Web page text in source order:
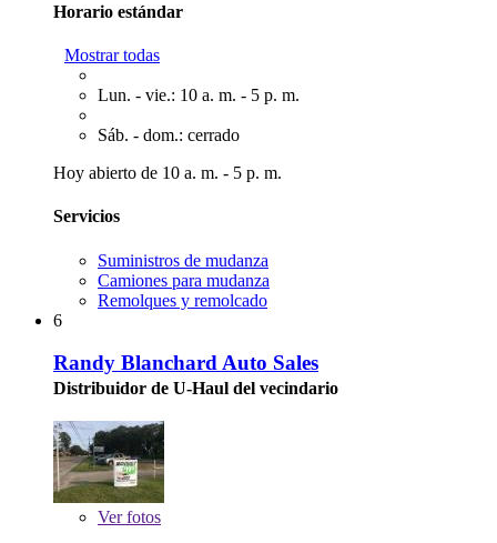
Horario estándar
Mostrar todas
Lun. - vie.: 10 a. m. - 5 p. m.
Sáb. - dom.: cerrado
Hoy abierto de 10 a. m. - 5 p. m.
Servicios
Suministros de mudanza
Camiones para mudanza
Remolques y remolcado
6
Randy Blanchard Auto Sales
Distribuidor de U-Haul del vecindario
Verfotos